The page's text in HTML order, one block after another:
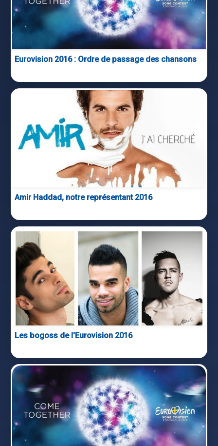
Eurovision 2016 : Ordre de passage des chansons
Amir Haddad, notre représentant 2016
Les bogoss de l'Eurovision 2016